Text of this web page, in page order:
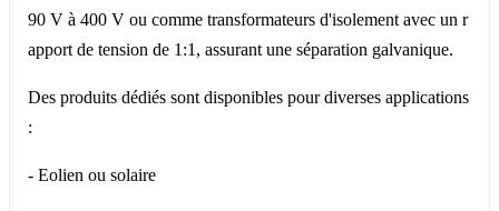
90 V à 400 V ou comme transformateurs d'isolement avec un r
apport de tension de 1:1, assurant une séparation galvanique.
Des produits dédiés sont disponibles pour diverses applications
:
- Eolien ou solaire